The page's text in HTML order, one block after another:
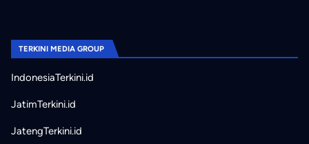
TERKINI MEDIA GROUP
IndonesiaTerkini.id
JatimTerkini.id
JatengTerkini.id